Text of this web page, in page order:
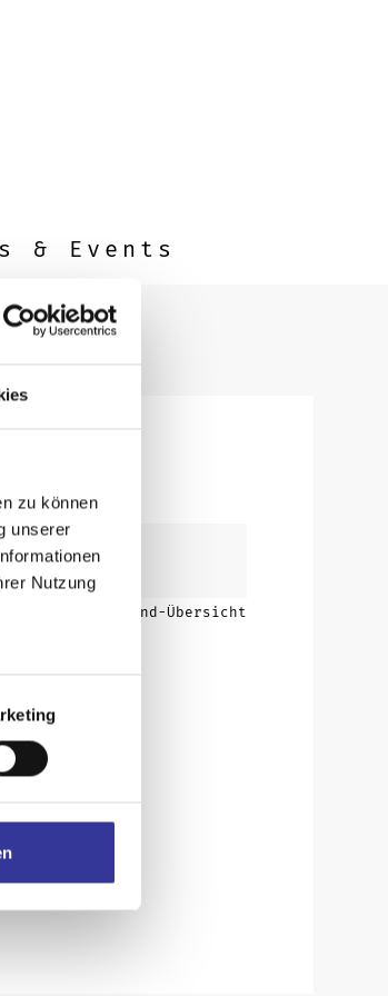
zu können
unserer
Nutzung
& Events
Zurück zur Band-Übersicht